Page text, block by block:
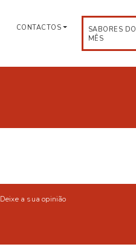
CONTACTOS
SABORES DO
MÊS
Deixe a sua opinião